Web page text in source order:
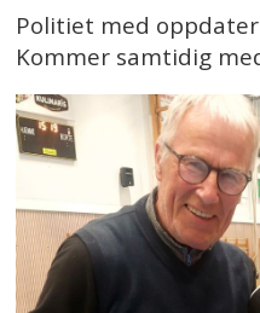
Politiet med
Kommer samtidig